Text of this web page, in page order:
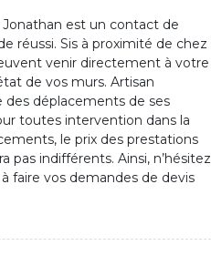
Jonathan est un contact de
réussi. Sis à proximité de chez
venir directement à votre
de vos murs. Artisan
des déplacements de ses
toutes intervention dans la
le prix des prestations
pas indifférents. Ainsi, n’hésitez
faire vos demandes de devis